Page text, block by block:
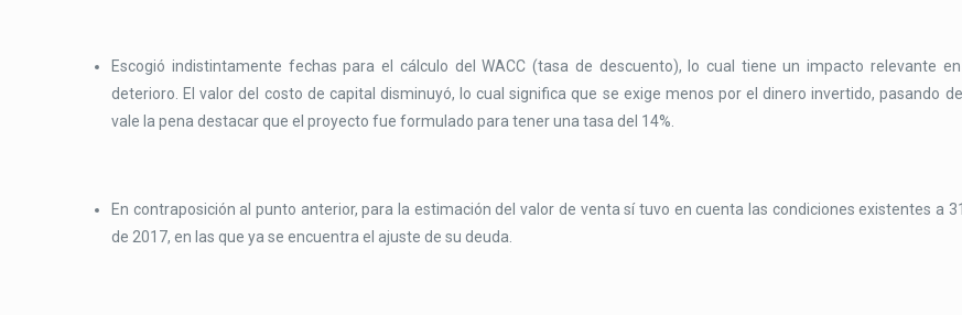
Escogió indistintamente fechas para el cálculo del WACC (tasa de descuento), lo cual tiene un impacto relevante
deterioro. El valor del costo de capital disminuyó, lo cual significa que se exige menos por el dinero invertido, pasando
vale la pena destacar que el proyecto fue formulado para tener una tasa del 14%.
En contraposición al punto anterior, para la estimación del valor de venta sí tuvo en cuenta las condiciones existentes a
de 2017, en las que ya se encuentra el ajuste de su deuda.